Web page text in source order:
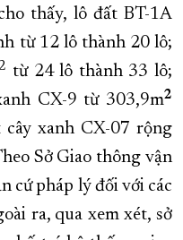
thấy, lô đất BT-1A
từ 12 lô thành 20 lô;
từ 24 lô thành 33 lô;
CX-9 từ 303,9m2
cây xanh CX-07 rộng
Sở Giao thông vận
cứ pháp lý đối với các
ra, qua xem xét, sở